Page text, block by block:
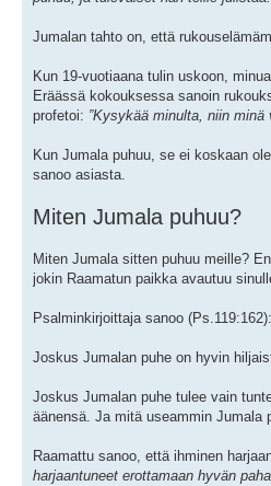
Jumalan tahto on, että
Kun 19-vuotiaana tulin uskoon,
Eräässä kokouksessa sanoin
profetoi: ”Kysykää minulta, niin minä
Kun Jumala puhuu, se ei koskaan
sanoo asiasta.
Miten Jumala puhuu?
Miten Jumala sitten puhuu meille?
jokin Raamatun paikka avautuu
Psalminkirjoittaja sanoo (Ps.119:162):
Joskus Jumalan puhe on hyvin
Joskus Jumalan puhe tulee vain
äänensä. Ja mitä useammin Jumala
Raamattu sanoo, että ihminen
harjaantuneet erottamaan hyvän